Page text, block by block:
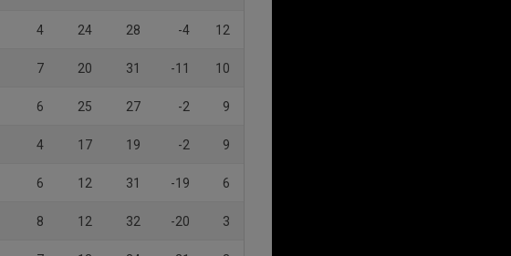
4 24 28 -4 12
7 20 31 -11 10
6 25 27 -2 9
4 17 19 -2 9
6 12 31 -19 6
8 12 32 -20 3